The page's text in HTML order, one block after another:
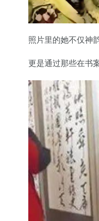
照片里的她不仅神
更是通过那些在书